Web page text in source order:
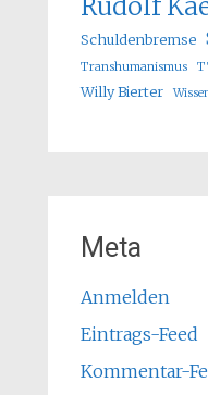
Schuldenbremse
Transhumanismus
Willy Bierter
Meta
Anmelden
Eintrags-Feed
Kommentar-